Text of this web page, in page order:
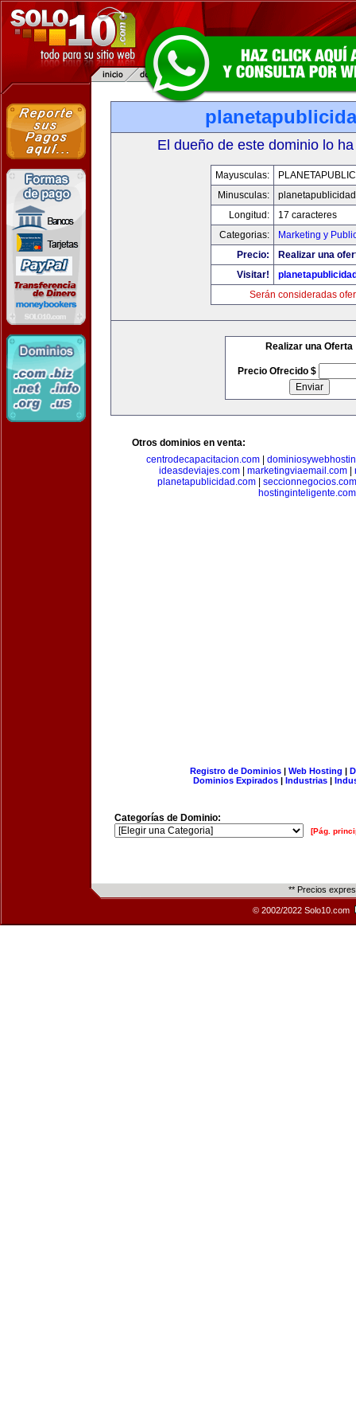
El dueño de este dominio lo
Mayusculas:
Minusculas:
Longitud:
17 caracteres
Categorias:
Marketing y
Precio:
Realizar una
Visitar!
Serán consideradas
Realizar una Oferta
Precio Ofrecido $
Otros dominios en venta:
centrodecapacitacion.com
ideasdeviajes.com| marketingviaemail.com|
planetapublicidad.com| seccionnegocios.com
hostinginteligente.com
Registro de Dominios| Web Hosting |
Dominios Expirados | Industrias |
Categorías de Dominio:
[Pág.
** Precios
© 2002/2022 Solo10.com